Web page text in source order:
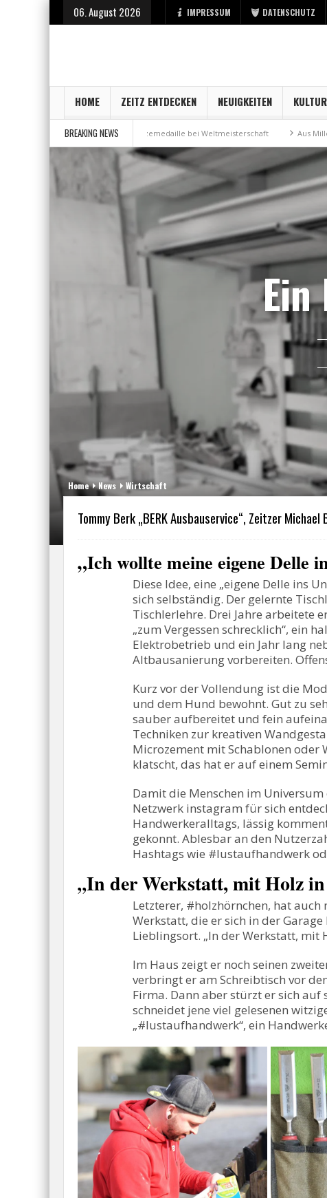
06. August 2026 IMPRESSUM DATENSCHUTZ
HOME ZEITZ ENTDECKEN NEUIGKEITEN
BREAKING NEWS
Bronzemedaille bei Weltmeisterschaft Aus Millennium wird
Home News Wirtschaft
Tommy Berk „BERK Ausbauservice“, Zeitzer Michael
„Ich wollte meine eigene Delle
Diese Idee, eine „eigene Delle ins
sich selbständig. Der gelernte
Tischlerlehre. Drei Jahre arbeitete
„zum Vergessen schrecklich“, ein
Elektrobetrieb und ein Jahr lang
Altbausanierung vorbereiten.
Kurz vor der Vollendung ist die
und dem Hund bewohnt. Gut zu
sauber aufbereitet und fein
Techniken zur kreativen
Microzement mit Schablonen oder
klatscht, das hat er auf einem
Damit die Menschen im
Netzwerk instagram für sich
Handwerkeralltags, lässig
gekonnt. Ablesbar an den
Hashtags wie #lustaufhandwerk
„In der Werkstatt, mit Holz
Letzterer, #holzhörnchen, hat
Werkstatt, die er sich in der
Lieblingsort. „In der Werkstatt, mit
Im Haus zeigt er noch seinen
verbringt er am Schreibtisch vor
Firma. Dann aber stürzt er sich
schneidet jene viel gelesenen
„#lustaufhandwerk“, ein